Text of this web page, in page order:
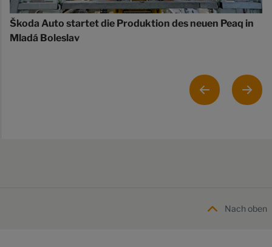
Škoda Auto startet die Produktion des neuen Peaq in
Mladá Boleslav
Nach oben